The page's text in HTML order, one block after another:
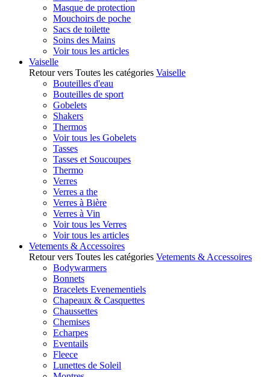
Masque de protection
Mouchoirs de poche
Sacs de toilette
Soins des Mains
Voir tous les articles
Vaiselle
Retour vers Toutes les catégories Vaiselle
Bouteilles d'eau
Bouteilles de sport
Gobelets
Shakers
Thermos
Voir tous les Gobelets
Tasses
Tasses et Soucoupes
Thermo
Verres
Verres a the
Verres à Bière
Verres à Vin
Voir tous les Verres
Voir tous les articles
Vetements & Accessoires
Retour vers Toutes les catégories Vetements & Accessoires
Bodywarmers
Bonnets
Bracelets Evenementiels
Chapeaux & Casquettes
Chaussettes
Chemises
Echarpes
Eventails
Fleece
Lunettes de Soleil